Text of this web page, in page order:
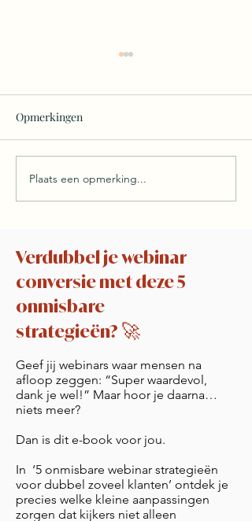
Je BIG Idea... de
verborgen kapstok van elk
Opmerkingen
Plaats een opmerking...
Verdubbel je webinar
conversie met deze 5
onmisbare
strategieën?🚀
Geef jij webinars waar mensen na
afloop zeggen: “Super waardevol,
dank je wel!” Maar hoor je daarna…
niets meer?
Dan is dit e-book voor jou.
In ‘5 onmisbare webinar strategieën
voor dubbel zoveel klanten’ ontdek je
precies welke kleine aanpassingen
zorgen dat kijkers niet alleen